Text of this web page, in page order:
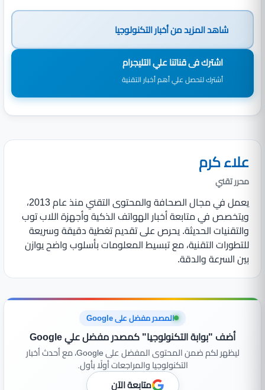
شاهد المزيد منأخبار التكنولوجيا
اشترك فى قناتنا علي التليجرام
أشترك لتحصل علي أهم أخبار التقنية
علاء كرم
محرر تقني
يعمل في مجال الصحافة والمحتوى التقني منذ عام 2013،
ويتخصص في متابعة أخبار الهواتف الذكية وأجهزة اللاب توب
والتقنيات الحديثة. يحرص على تقديم تغطية دقيقة وسريعة
للتطورات التقنية، مع تبسيط المعلومات بأسلوب واضح يوازن
بين السرعة والدقة.
المصدر مفضل على Google
أضف "بوابة التكنولوجيا" كمصدر مفضل علي Google
ليظهر لكم ضمن المحتوى المفضل على Google، مع أحدث أخبار
التكنولوجيا والمراجعات أولًا بأول.
متابعة الآن